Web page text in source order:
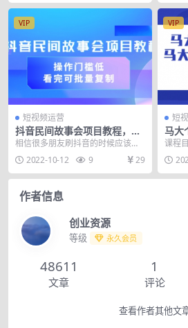
VIP
短视频运营
抖音民间故事会项目教程，操
作门槛低，看完可批量复制
相信很多朋友刷抖音的时候应该刷
到过类似的账号，就是一些民间小
故事，一个故事有时拆...
2022-10-12 9 29
VIP
短
马大
视角
课程
（下
解（
作者信息
创业资源
等级 永久会员
48611
文章
1
评论
查看作者其他文